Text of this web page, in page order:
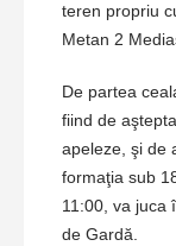
teren propriu
Metan 2
De partea
fiind de
apeleze, şi de
formaţia sub
11:00, va juca
de Gardă.